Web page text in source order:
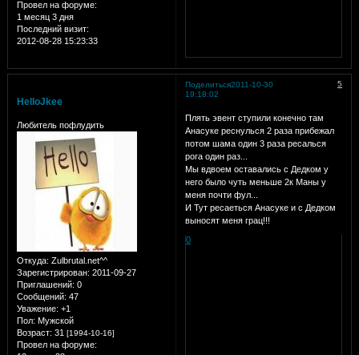
Провел на форуме:
1 месяц 3 дня
Последний визит:
2012-08-28 15:23:33
Поделиться 5
2011-10-30
19:18:02
HelloJkee
Любитель пофлудить
Откуда: Zulbrutal.net^^
Зарегистрирован: 2011-09-27
Приглашений: 0
Сообщений: 47
Уважение: +1
Пол: Мужской
Возраст: 31 [1994-10-16]
Провел на форуме:
Плять эвент ступили конечно там
Анасуке реснулься 2 раза прибежал
потом шама один 3 раза ресалься
рога один раз...
Мы вдвоем оставались с Дедком у
него было чуть меньше 2к Маны у
меня почти фул...
И Тут ресаеться Анасуке и с Дедком
выносят меня грац!!!
0